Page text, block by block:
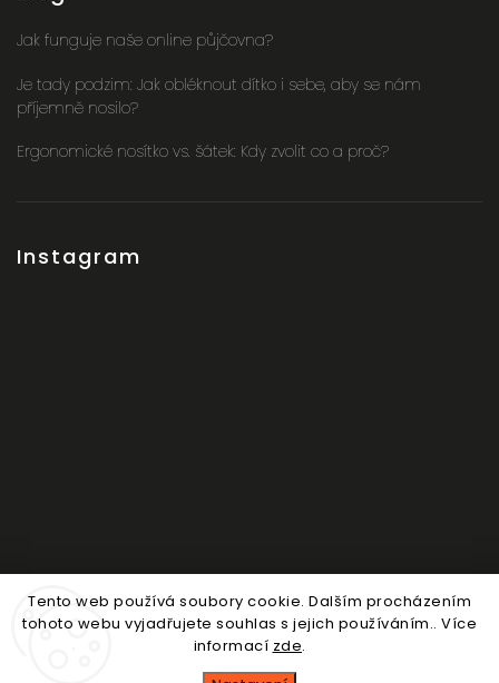
Tento web používá soubory cookie. Dalším procházením
tohoto webu vyjadřujete souhlas s jejich používáním.. Více
informací zde.
Jak funguje naše online půjčovna?
Je tady podzim: Jak obléknout dítko i sebe, aby se nám
příjemně nosilo?
Ergonomické nosítko vs. šátek: Kdy zvolit co a proč?
Instagram
Sledovat na Instagramu